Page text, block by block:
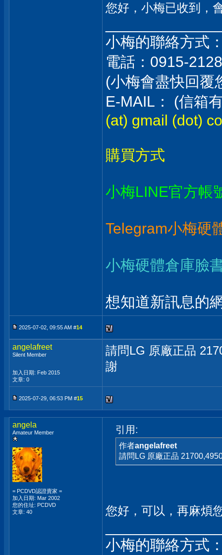
您好，小梅已收到，
小梅的聯絡方式
電話：0915-
(小梅會盡快回覆
E-MAIL： (信箱
(at) gmail (dot)
購買方式
小梅LINE官方帳
Telegram小梅硬
小梅硬體倉庫臉
想知道新訊息的
2025-07-02, 09:55 AM #14
angelafreet
Silent Member
加入日期: Feb 2015
文章: 0
請問LG 原廠正品
謝
2025-07-29, 06:53 PM #15
angela
Amateur Member
= PCDVD認證賣家 =
加入日期: Mar 2002
您的住址: PCDVD
文章: 40
引用:
作者angelafreet
請問LG 原廠正品
您好，可以，再麻煩
小梅的聯絡方式